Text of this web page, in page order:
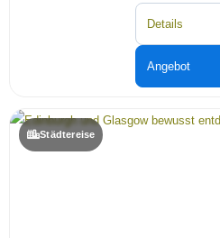
Details
Angebot
Städtereise